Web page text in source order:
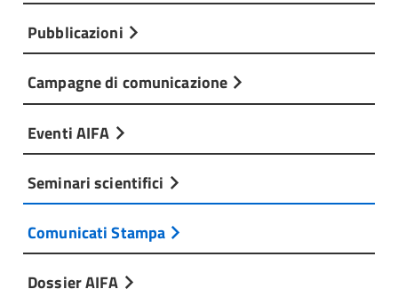
Pubblicazioni
Campagne di comunicazione
Eventi AIFA
Seminari scientifici
Comunicati Stampa
Dossier AIFA